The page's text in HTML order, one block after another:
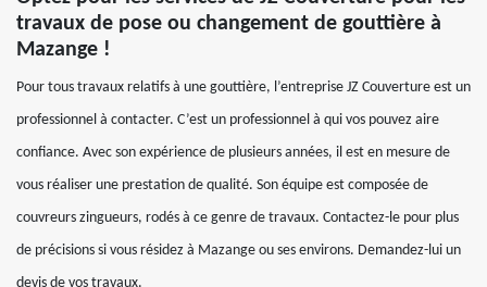
travaux de pose ou changement de gouttière à
Mazange !
Pour tous travaux relatifs à une gouttière, l’entreprise JZ Couverture est un
professionnel à contacter. C’est un professionnel à qui vos pouvez aire
confiance. Avec son expérience de plusieurs années, il est en mesure de
vous réaliser une prestation de qualité. Son équipe est composée de
couvreurs zingueurs, rodés à ce genre de travaux. Contactez-le pour plus
de précisions si vous résidez à Mazange ou ses environs. Demandez-lui un
devis de vos travaux.